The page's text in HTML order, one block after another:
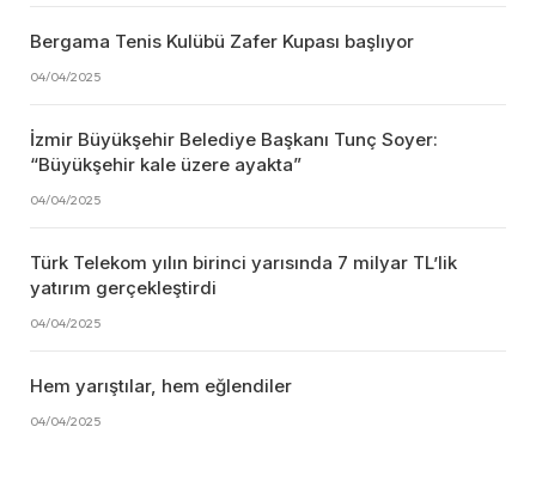
Bergama Tenis Kulübü Zafer Kupası başlıyor
04/04/2025
İzmir Büyükşehir Belediye Başkanı Tunç Soyer:
“Büyükşehir kale üzere ayakta”
04/04/2025
Türk Telekom yılın birinci yarısında 7 milyar TL’lik
yatırım gerçekleştirdi
04/04/2025
Hem yarıştılar, hem eğlendiler
04/04/2025